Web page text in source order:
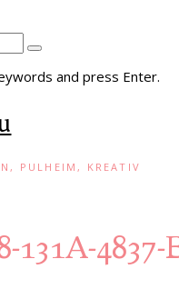
and press Enter.
PULHEIM, KREATIV
131A-